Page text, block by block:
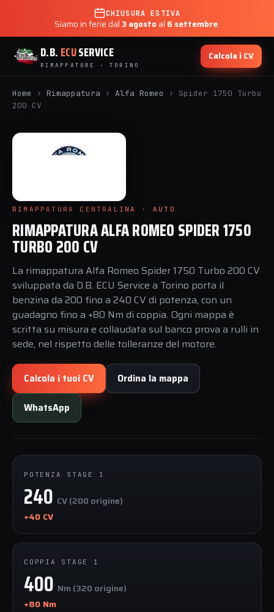
CHIUSURA ESTIVA
Siamo in ferie dal3 agostoal 6 settembre.
D.B. ECUSERVICE
RIMAPPATURE · TORINO
Calcola i CV
Home › Rimappatura › Alfa Romeo › Spider 1750 Turbo
200 CV
RIMAPPATURA CENTRALINA · AUTO
RIMAPPATURA ALFA ROMEO SPIDER 1750
TURBO 200 CV
La rimappatura Alfa Romeo Spider 1750 Turbo 200 CV
sviluppata da D.B. ECU Service a Torino porta il
benzina da 200 fino a 240 CV di potenza, con un
guadagno fino a +80 Nm di coppia. Ogni mappa è
scritta su misura e collaudata sul banco prova a rulli in
sede, nel rispetto delle tolleranze del motore.
Calcola i tuoi CV Ordina la mappa
WhatsApp
POTENZA STAGE 1
240 CV (200 origine)
+40 CV
COPPIA STAGE 1
400 Nm (320 origine)
+80 Nm